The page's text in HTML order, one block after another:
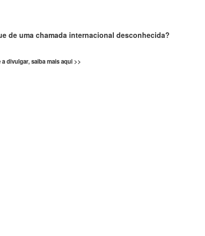
de uma chamada internacional desconhecida?
divulgar, saiba mais aqui >>